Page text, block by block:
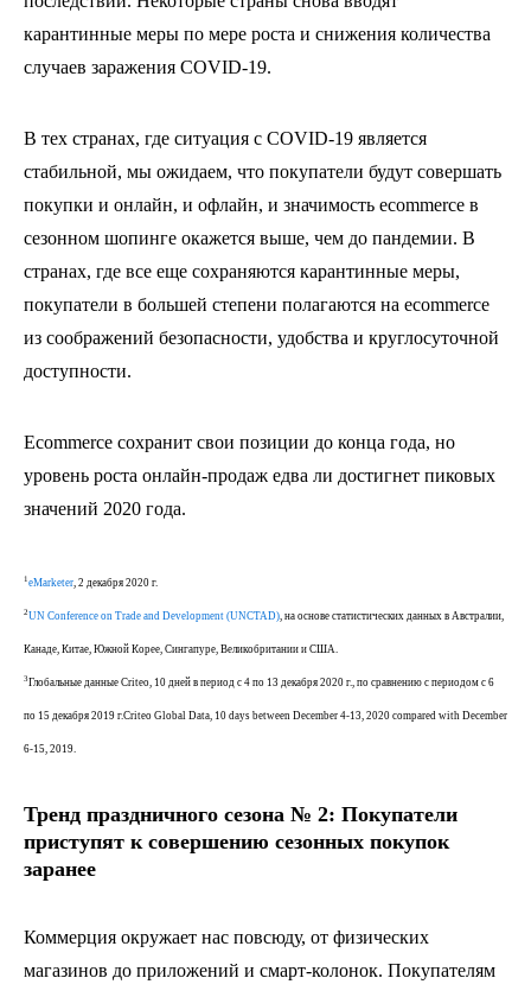
карантинные меры по мере роста и снижения количества
случаев заражения COVID-19.
В тех странах, где ситуация с COVID-19 является
стабильной, мы ожидаем, что покупатели будут совершать
покупки и онлайн, и офлайн, и значимость ecommerce в
сезонном шопинге окажется выше, чем до пандемии. В
странах, где все еще сохраняются карантинные меры,
покупатели в большей степени полагаются на ecommerce
из соображений безопасности, удобства и круглосуточной
доступности.
Ecommerce сохранит свои позиции до конца года, но
уровень роста онлайн-продаж едва ли достигнет пиковых
значений 2020 года.
1 eMarketer , 2 декабря 2020 г.
2UN Conference on Trade and Development (UNCTAD) , на основе статистических данных в Австралии,
Канаде, Китае, Южной Корее, Сингапуре, Великобритании и США.
3Глобальные данные Criteo, 10 дней в период с 4 по 13 декабря 2020 г., по сравнению с периодом с 6
по 15 декабря 2019 г.Criteo Global Data, 10 days between December 4-13, 2020 compared with December
6-15, 2019.
Тренд праздничного сезона № 2: Покупатели
приступят к совершению сезонных покупок
заранее
Коммерция окружает нас повсюду, от физических
магазинов до приложений и смарт-колонок. Покупателям